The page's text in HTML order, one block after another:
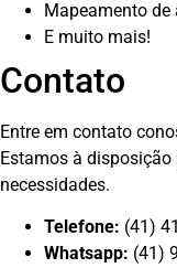
Mapeamento de
E muito mais!
Contato
Entre em contato
Estamos à
necessidades.
Telefone: (41)
Whatsapp: (41)